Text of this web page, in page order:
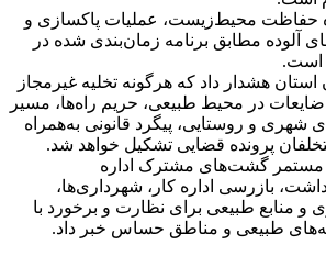
حفاظت محیط‌زیست، عملیات پاکسازی و
آلوده مطابق برنامه زمان‌بندی شده در
است.
هشدار داد که هرگونه تخلیه غیرمجاز
ضایعات در محیط طبیعی، حریم راه‌ها، مسیر
شهری و روستایی، پیگرد قانونی به‌همراه
پرونده قضایی تشکیل خواهد شد.
مستمر گشت‌های مشترک اداره
بازرسی اداره کار، شهرداری‌ها،
و منابع طبیعی برای نظارت و برخورد با
طبیعی و مناطق حساس خبر داد.